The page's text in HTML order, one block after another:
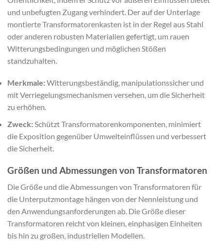
und unbefugten Zugang verhindert. Der auf der Unterlage
montierte Transformatorenkasten ist in der Regel aus Stahl
oder anderen robusten Materialien gefertigt, um rauen
Witterungsbedingungen und möglichen Stößen
standzuhalten.
Merkmale:Witterungsbeständig, manipulationssicher und
mit Verriegelungsmechanismen versehen, um die Sicherheit
zu erhöhen.
Zweck:Schützt Transformatorenkomponenten, minimiert
die Exposition gegenüber Umwelteinflüssen und verbessert
die Sicherheit.
Größen und Abmessungen von Transformatoren
Die Größe und die Abmessungen von Transformatoren für
die Unterputzmontage hängen von der Nennleistung und
den Anwendungsanforderungen ab. Die Größe dieser
Transformatoren reicht von kleinen, einphasigen Einheiten
bis hin zu großen, industriellen Modellen.